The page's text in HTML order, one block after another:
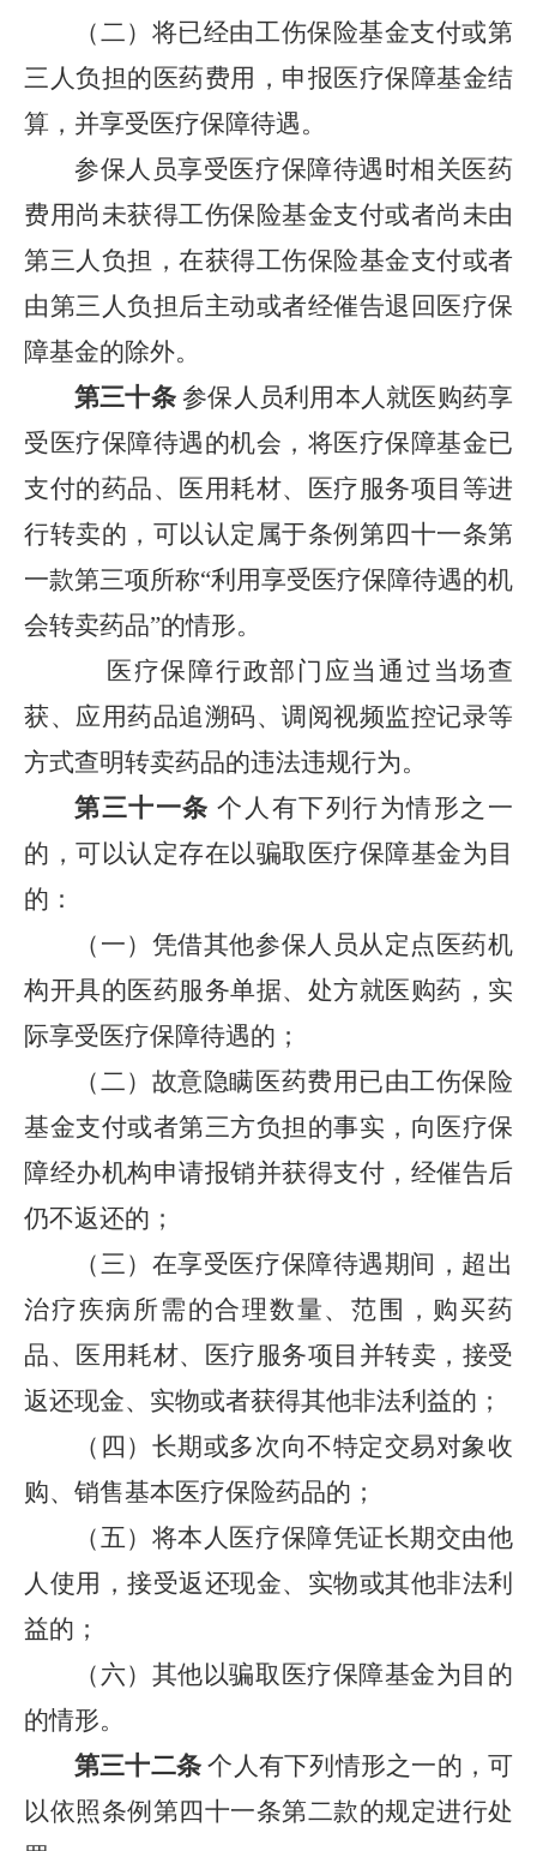
（二）将已经由工伤保险基金支付或第
三人负担的医药费用，申报医疗保障基金结
算，并享受医疗保障待遇。
参保人员享受医疗保障待遇时相关医药
费用尚未获得工伤保险基金支付或者尚未由
第三人负担，在获得工伤保险基金支付或者
由第三人负担后主动或者经催告退回医疗保
障基金的除外。
第三十条参保人员利用本人就医购药享
受医疗保障待遇的机会，将医疗保障基金已
支付的药品、医用耗材、医疗服务项目等进
行转卖的，可以认定属于条例第四十一条第
一款第三项所称“利用享受医疗保障待遇的机
会转卖药品”的情形。
医疗保障行政部门应当通过当场查
获、应用药品追溯码、调阅视频监控记录等
方式查明转卖药品的违法违规行为。
第三十一条 个人有下列行为情形之一
的，可以认定存在以骗取医疗保障基金为目
的：
（一）凭借其他参保人员从定点医药机
构开具的医药服务单据、处方就医购药，实
际享受医疗保障待遇的；
（二）故意隐瞒医药费用已由工伤保险
基金支付或者第三方负担的事实，向医疗保
障经办机构申请报销并获得支付，经催告后
仍不返还的；
（三）在享受医疗保障待遇期间，超出
治疗疾病所需的合理数量、范围，购买药
品、医用耗材、医疗服务项目并转卖，接受
返还现金、实物或者获得其他非法利益的；
（四）长期或多次向不特定交易对象收
购、销售基本医疗保险药品的；
（五）将本人医疗保障凭证长期交由他
人使用，接受返还现金、实物或其他非法利
益的；
（六）其他以骗取医疗保障基金为目的
的情形。
第三十二条 个人有下列情形之一的，可
以依照条例第四十一条第二款的规定进行处